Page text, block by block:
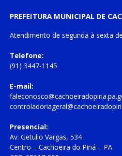
PREFEITURA MUNICIPAL DE
Atendimento de segunda à sexta de
Telefone:
(91) 3447-1145
E-mail:
Presencial:
Av. Getulio Vargas, 534
Centro – Cachoeira do Piriá – PA